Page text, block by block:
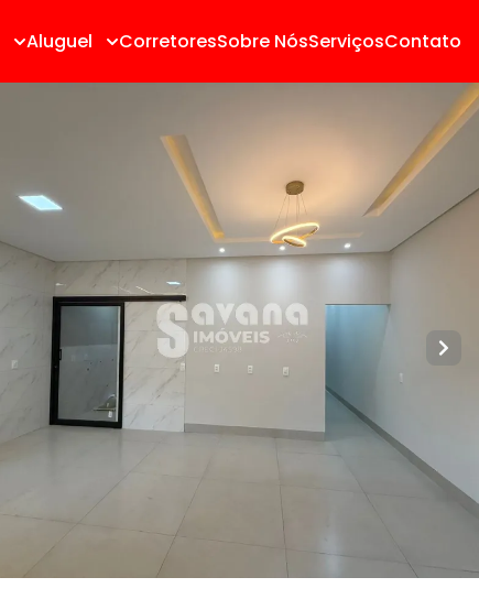
Aluguel CorretoresSobre NósServiçosContato